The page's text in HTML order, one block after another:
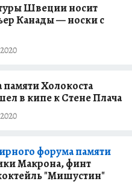
Швеции носит
Канады — носки с
Холокоста
в кипе к Стене Плача
форума памяти
Макрона, финт
"Мишустин"